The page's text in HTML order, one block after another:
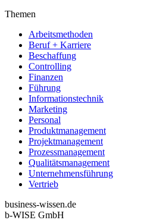
Themen
Arbeitsmethoden
Beruf + Karriere
Beschaffung
Controlling
Finanzen
Führung
Informationstechnik
Marketing
Personal
Produktmanagement
Projektmanagement
Prozessmanagement
Qualitätsmanagement
Unternehmensführung
Vertrieb
business-wissen.de
b-WISE GmbH